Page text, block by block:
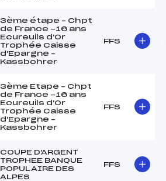
3ème étape – Chpt
de France -16 ans
Ecureuils d'Or
Trophée Caisse
d'Epargne –
Kassbohrer
FFS
3ème Etape – Chpt
de France -16 ans
Ecureuils d'Or
Trophée Caisse
d'Epargne –
Kassbohrer
FFS
COUPE D'ARGENT
TROPHEE BANQUE
POPULAIRE DES
ALPES
FFS